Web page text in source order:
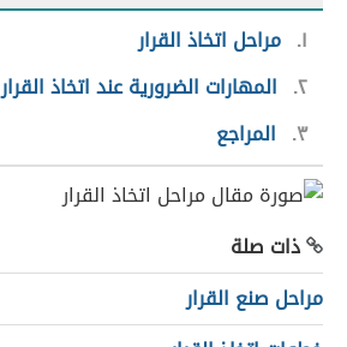
١ مراحل اتخاذ القرار
٢ المهارات الضرورية عند اتخاذ القرار
٣
المراجع
ذات صلة
مراحل صنع القرار